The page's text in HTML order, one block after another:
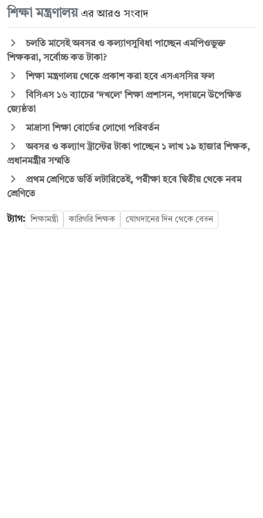
শিক্ষা মন্ত্রণালয় এর আরও সংবাদ
চলতি মাসেই অবসর ও কল্যাণসুবিধা পাচ্ছেন এমপিওভুক্ত
শিক্ষকরা, সর্বোচ্চ কত টাকা?
শিক্ষা মন্ত্রণালয় থেকে প্রকাশ করা হবে এসএসসির ফল
বিসিএস ১৬ ব্যাচের ‘দখলে’ শিক্ষা প্রশাসন, পদায়নে উপেক্ষিত
জ্যেষ্ঠতা
মাদ্রাসা শিক্ষা বোর্ডের লোগো পরিবর্তন
অবসর ও কল্যাণ ট্রাস্টের টাকা পাচ্ছেন ১ লাখ ১৯ হাজার শিক্ষক,
প্রধানমন্ত্রীর সম্মতি
প্রথম শ্রেণিতে ভর্তি লটারিতেই, পরীক্ষা হবে দ্বিতীয় থেকে নবম
শ্রেণিতে
ট্যাগ: শিক্ষামন্ত্রী কারিগরি শিক্ষক যোগদানের দিন থেকে বেতন